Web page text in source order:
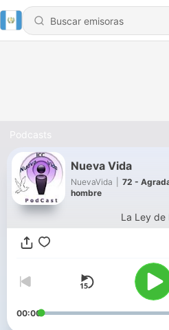
Podcasts
Nueva Vida
NuevaVida
72 -
hombre
La Ley de
00:00